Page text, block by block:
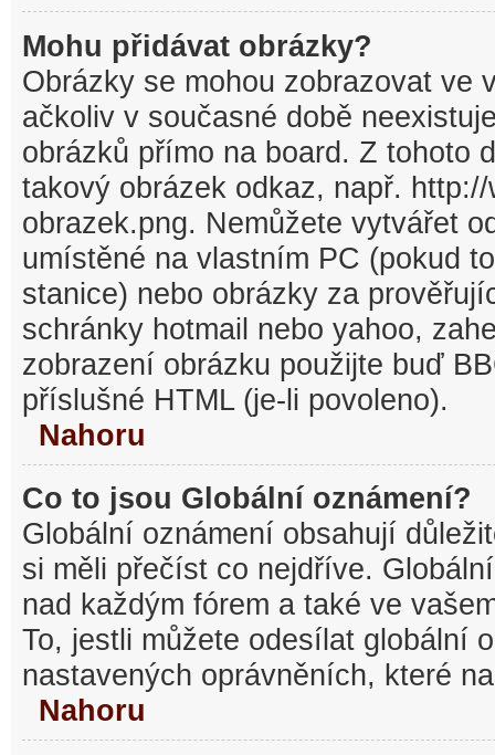
Mohu přidávat obrázky?
Obrázky se mohou zobrazovat ve
ačkoliv v současné době
obrázků přímo na board. Z tohoto
takový obrázek odkaz, např.
obrazek.png. Nemůžete vytvářet
umístěné na vlastním PC (pokud
stanice) nebo obrázky za
schránky hotmail nebo yahoo,
zobrazení obrázku použijte buď
příslušné HTML (je-li povoleno).
Nahoru
Co to jsou Globální oznámení?
Globální oznámení obsahují
si měli přečíst co nejdříve.
nad každým fórem a také ve
To, jestli můžete odesílat globální
nastavených oprávněních, které
Nahoru